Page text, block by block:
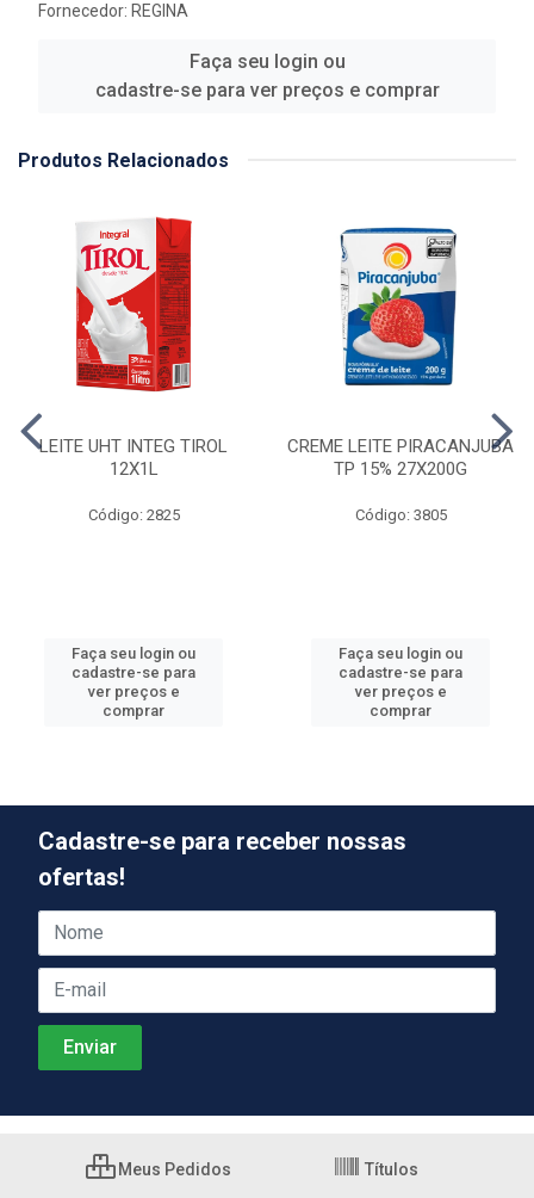
Fornecedor: REGINA
Faça seu login ou
cadastre-se para ver preços e comprar
Produtos Relacionados
LEITE UHT INTEG TIROL
12X1L
Código: 2825
Faça seu login ou
cadastre-se para
ver preços e
comprar
CREME LEITE PIRACANJUBA
TP 15% 27X200G
Código: 3805
Faça seu login ou
cadastre-se para
ver preços e
comprar
Cadastre-se para receber nossas
ofertas!
Meus Pedidos Títulos